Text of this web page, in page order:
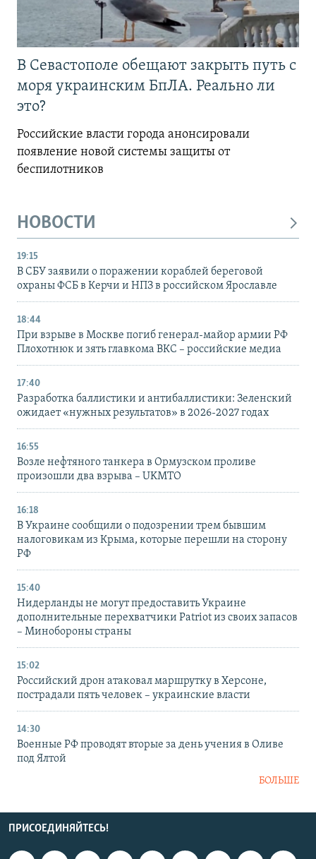
В Севастополе обещают закрыть путь с
моря украинским БпЛА. Реально ли
это?
Российские власти города анонсировали
появление новой системы защиты от
беспилотников
НОВОСТИ
19:15
В СБУ заявили о поражении кораблей береговой
охраны ФСБ в Керчи и НПЗ в российском Ярославле
18:44
При взрыве в Москве погиб генерал-майор армии РФ
Плохотнюк и зять главкома ВКС – российские медиа
17:40
Разработка баллистики и антибаллистики: Зеленский
ожидает «нужных результатов» в 2026-2027 годах
16:55
Возле нефтяного танкера в Ормузском проливе
произошли два взрыва – UKMTO
16:18
В Украине сообщили о подозрении трем бывшим
налоговикам из Крыма, которые перешли на сторону
РФ
15:40
Нидерланды не могут предоставить Украине
дополнительные перехватчики Patriot из своих запасов
– Минобороны страны
15:02
Российский дрон атаковал маршрутку в Херсоне,
пострадали пять человек – украинские власти
14:30
Военные РФ проводят вторые за день учения в Оливе
под Ялтой
БОЛЬШЕ
ПРИСОЕДИНЯЙТЕСЬ!